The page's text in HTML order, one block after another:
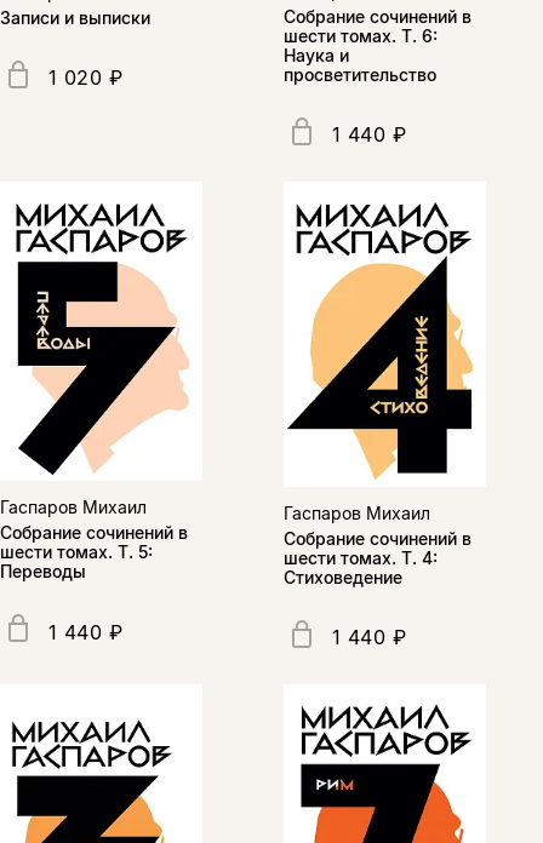
Записи и выписки
1 020 ₽
Собрание сочинений в
шести томах. Т. 6:
Наука и
просветительство
1 440 ₽
Гаспаров Михаил
Собрание сочинений в
шести томах. Т. 5:
Переводы
1 440 ₽
Гаспаров Михаил
Собрание сочинений в
шести томах. Т. 4:
Стиховедение
1 440 ₽
Поделиться
Телеграм
нет, вернуться назад